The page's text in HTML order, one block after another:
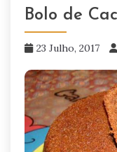
Bolo de
23 Julho, 2017